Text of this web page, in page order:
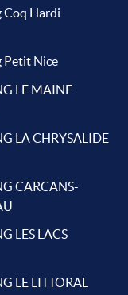
Coq Hardi
Petit Nice
LE MAINE
LA CHRYSALIDE
CARCANS-
LES LACS
LE LITTORAL